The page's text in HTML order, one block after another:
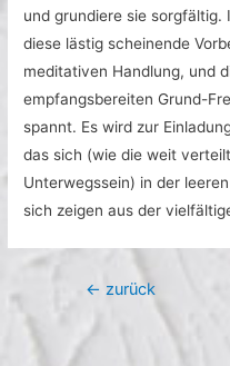
und grundiere sie sorgfältig.
diese lästig scheinende
meditativen Handlung, und
empfangsbereiten Grund-
spannt. Es wird zur
das sich (wie die weit
Unterwegssein) in der
sich zeigen aus der
Beitragsnavigation
← zurück